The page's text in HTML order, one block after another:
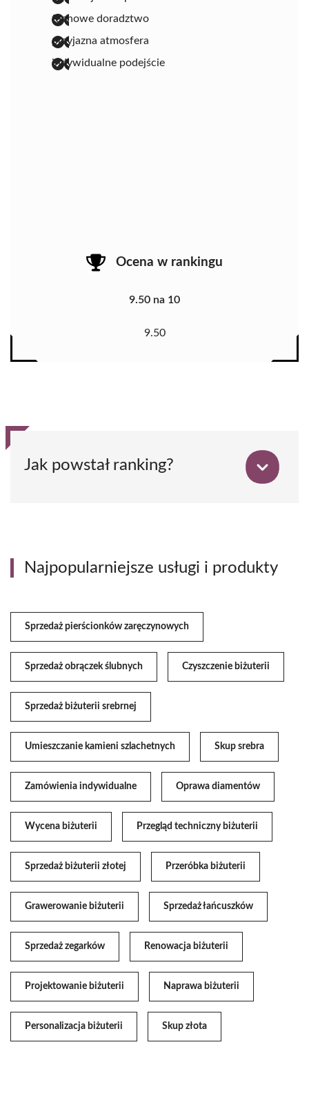
fachowe doradztwo
przyjazna atmosfera
indywidualne podejście
Ocena w rankingu
9.50 na 10
9.50
Jak powstał ranking?
Najpopularniejsze usługi i produkty
Sprzedaż pierścionków zaręczynowych
Sprzedaż obrączek ślubnych Czyszczenie biżuterii
Sprzedaż biżuterii srebrnej
Umieszczanie kamieni szlachetnych Skup srebra
Zamówienia indywidualne Oprawa diamentów
Wycena biżuterii Przegląd techniczny biżuterii
Sprzedaż biżuterii złotej Przeróbka biżuterii
Grawerowanie biżuterii Sprzedaż łańcuszków
Sprzedaż zegarków Renowacja biżuterii
Projektowanie biżuterii Naprawa biżuterii
Personalizacja biżuterii Skup złota